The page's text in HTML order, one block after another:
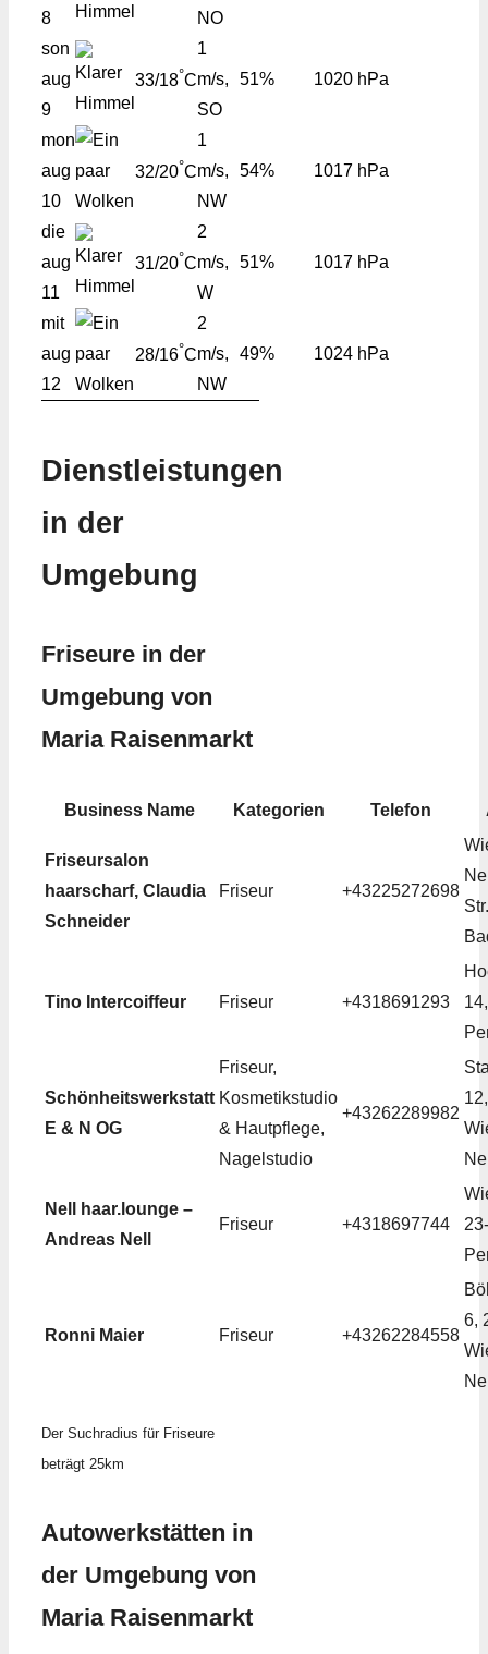
8
NO
son
aug
9
33/18°C
1
m/s,
SO
51% 1020 hPa
mon
aug
10
32/20°C
1
m/s,
NW
54% 1017 hPa
die
aug
11
31/20°C
2
m/s,
W
51% 1017 hPa
mit
aug
12
28/16°C
2
m/s,
NW
49% 1024 hPa
Dienstleistungen
in der
Umgebung
Friseure in der
Umgebung von
Maria Raisenmarkt
Business Name Kategorien Telefon
Friseursalon
haarscharf, Claudia
Schneider
Friseur +43225272698
Tino Intercoiffeur Friseur +4318691293
Schönheitswerkstatt
E & N OG
Friseur,
Kosmetikstudio
& Hautpflege,
Nagelstudio
+43262289982
Nell haar.lounge –
Andreas Nell
Friseur +4318697744
Ronni Maier Friseur +43262284558
6,
Der Suchradius für Friseure
beträgt 25km
Autowerkstätten in
der Umgebung von
Maria Raisenmarkt